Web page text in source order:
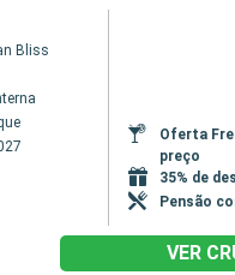
Bliss
Oferta
preço
35% de
Pensão
VER